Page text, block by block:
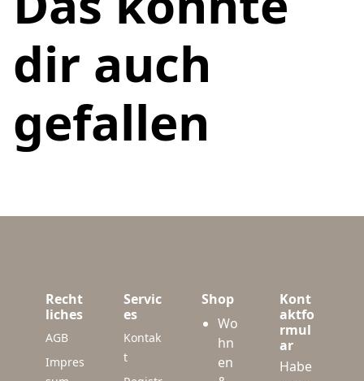
dir auch
gefallen
Recht
liches
AGB
Impres
Servic
es
Kontak
t
Shop
Wo
hn
en
Kont
aktfo
rmul
ar
Habe